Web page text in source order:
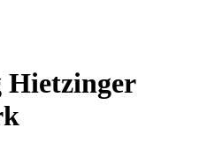
Hietzinger